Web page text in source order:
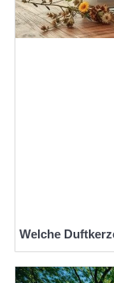
Welche